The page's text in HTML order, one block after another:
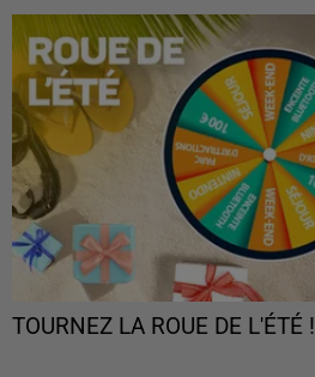
TOURNEZ LA ROUE DE L'ÉTÉ !